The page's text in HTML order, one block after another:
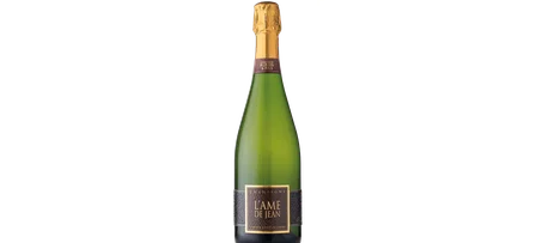
Ruffin & Fils L'Ame de Jean (0,75l) je limitované
cuvée z 1000 lahví ročně, pocta zakladateli Jeanu
Ruffinovi. Kvašení v dubových sudech propůjčuje...